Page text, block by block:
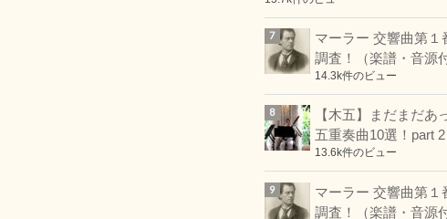
マーラー 交響曲第１
調査！（楽譜・音源
14.3k件のビュー
【木五】まだまだあ
五重奏曲10選！part 2
13.6k件のビュー
マーラー 交響曲第１
調査！（楽譜・音源